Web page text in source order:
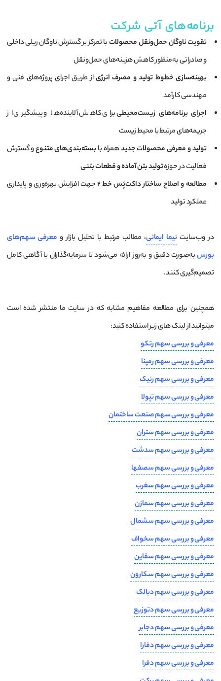
برنامه‌های آتی شرکت
تقویت ناوگان حمل‌ونقل محصولاتبا تمرکز بر گسترش ناوگان ریلی داخلی
و صادراتی به‌منظور کاهش هزینه‌های حمل‌ونقل
بهینه‌سازی خطوط تولید و مصرف انرژیاز طریق اجرای پروژه‌های فنی و
مهندسی کارآمد
اجرای برنامه‌های زیست‌محیطیبرای کاهش آلاینده‌ها و پیشگیری از
جریمه‌های مرتبط با محیط زیست
تولید و معرفی محصولات جدیدهمراه بابسته‌بندی‌های متنوعو گسترش
فعالیت در حوزهتولید بتن آماده و قطعات بتنی
مطالعه و اصلاح ساختار داکت‌پَس خط ۲ جهت افزایش بهره‌وری و پایداری
عملکرد تولید
در وب‌سایتنیما ایمانی، مطالب مرتبط با تحلیل بازار و معرفی سهم‌های
بورسبه‌صورت دقیق و به‌روز ارائه می‌شود تا سرمایه‌گذاران با آگاهی کامل
تصمیم‌گیری کنند.
همچنین برای مطالعه مفاهیم مشابه که در سایت ما منتشر شده است
میتوانید از لینک های زیر استفاده کنید:
معرفی و بررسی سهم رتکو
معرفی و بررسی سهم رمپنا
معرفی و بررسی سهم رنیک
معرفی و بررسی سهم تپولا
معرفی و بررسی سهم صنعت ساختمان
معرفی و بررسی سهم ستران
معرفی و بررسی سهم سدشت
معرفی و بررسی سهم سصفها
معرفی و بررسی سهم سغرب
معرفی و بررسی سهم سمازن
معرفی و بررسی سهم سشمال
معرفی و بررسی سهم سخواف
معرفی و بررسی سهم سقاین
معرفی و بررسی سهم سکارون
معرفی و بررسی سهم دبالک
معرفی و بررسی سهم دتوزیع
معرفی و بررسی سهم دجابر
معرفی و بررسی سهم دفارا
معرفی و بررسی سهم دفرا